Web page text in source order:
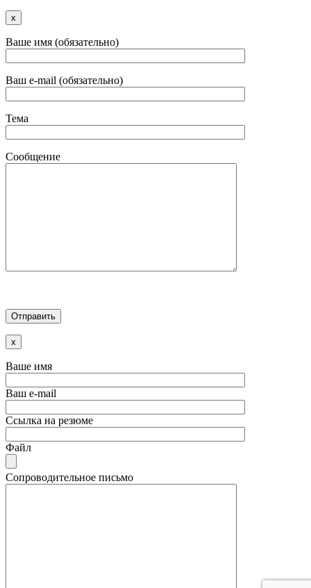
x
Ваше имя (обязательно)
Ваш e-mail (обязательно)
Тема
Сообщение
x
Ваше имя
Ваш e-mail
Ссылка на резюме
Файл
Сопроводительное письмо